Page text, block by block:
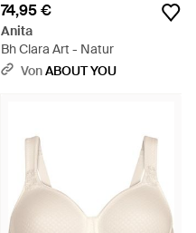
74,95 €
Anita
Bh Clara Art - Natur
VonABOUT YOU